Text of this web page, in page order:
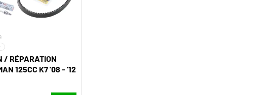
/ RÉPARATION
125CC K7 '08 - '12